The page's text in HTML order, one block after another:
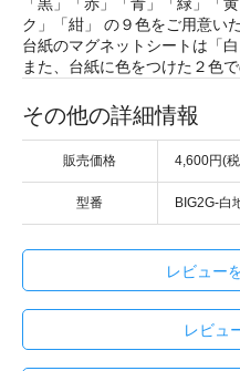
「黒」「赤」「青」「緑」「
ク」「紺」 の９色をご用意い
台紙のマグネットシートは「白
また、台紙に色をつけた２色
その他の詳細情報
販売価格 4,600円(
型番 BIG2G-白
レビュー
レビュ